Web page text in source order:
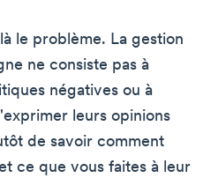
le problème. La gestion
ne consiste pas à
négatives ou à
leurs opinions
de savoir comment
ce que vous faites à leur